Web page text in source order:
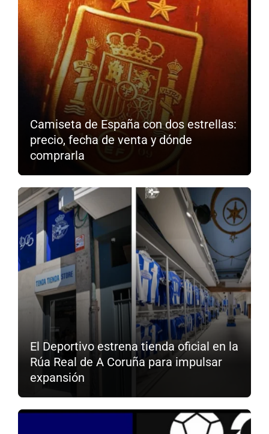
Camiseta de España con dos estrellas:
precio, fecha de venta y dónde
comprarla
El Deportivo estrena tienda oficial en la
Rúa Real de A Coruña para impulsar
expansión